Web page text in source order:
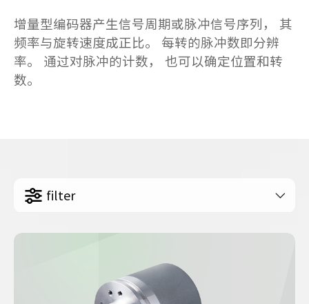
增量型编码器产生信号周期或脉冲信号序列， 其
频率与旋转速度成正比。 每转的脉冲数即分辨
率。 通过对脉冲的计数， 也可以确定位置和转
数。
filter